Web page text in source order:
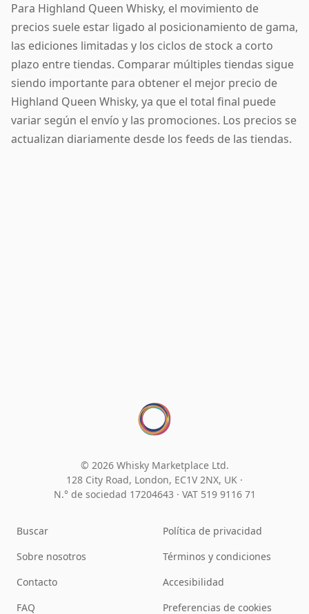
Para Highland Queen Whisky, el movimiento de
precios suele estar ligado al posicionamiento de gama,
las ediciones limitadas y los ciclos de stock a corto
plazo entre tiendas. Comparar múltiples tiendas sigue
siendo importante para obtener el mejor precio de
Highland Queen Whisky, ya que el total final puede
variar según el envío y las promociones. Los precios se
actualizan diariamente desde los feeds de las tiendas.
© 2026 Whisky Marketplace Ltd.
128 City Road, London, EC1V 2NX, UK ·
N.° de sociedad 17204643 · VAT 519 9116 71
Buscar
Sobre nosotros
Contacto
FAQ
Política de privacidad
Términos y condiciones
Accesibilidad
Preferencias de cookies